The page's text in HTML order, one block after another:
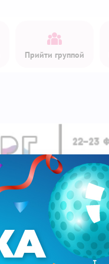
Прийти группой